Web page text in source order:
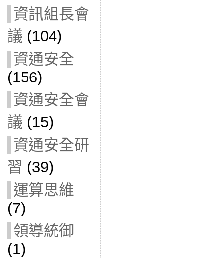
資訊組長會
議 (104)
資通安全
(156)
資通安全會
議 (15)
資通安全研
習 (39)
運算思維
(7)
領導統御
(1)